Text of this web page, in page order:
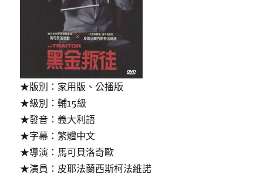
★版別：家用版、公播版
★級別：輔15級
★發音：義大利語
★字幕：繁體中文
★導演：馬可貝洛奇歐
★演員：皮耶法蘭西斯柯法維諾